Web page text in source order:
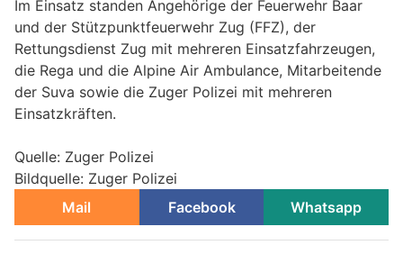
Im Einsatz standen Angehörige der Feuerwehr Baar
und der Stützpunktfeuerwehr Zug (FFZ), der
Rettungsdienst Zug mit mehreren Einsatzfahrzeugen,
die Rega und die Alpine Air Ambulance, Mitarbeitende
der Suva sowie die Zuger Polizei mit mehreren
Einsatzkräften.
Quelle: Zuger Polizei
Bildquelle: Zuger Polizei
Mail
Facebook Whatsapp